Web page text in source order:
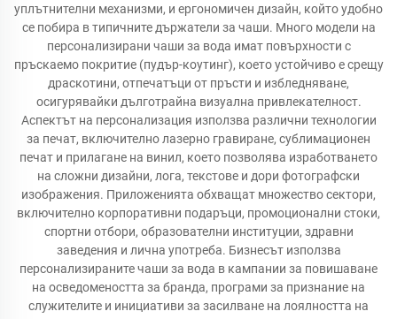
уплътнителни механизми, и ергономичен дизайн, който удобно
се побира в типичните държатели за чаши. Много модели на
персонализирани чаши за вода имат повърхности с
пръскаемо покритие (пудър-коутинг), което устойчиво е срещу
драскотини, отпечатъци от пръсти и избледняване,
осигурявайки дълготрайна визуална привлекателност.
Аспектът на персонализация използва различни технологии
за печат, включително лазерно гравиране, сублимационен
печат и прилагане на винил, което позволява изработването
на сложни дизайни, лога, текстове и дори фотографски
изображения. Приложенията обхващат множество сектори,
включително корпоративни подаръци, промоционални стоки,
спортни отбори, образователни институции, здравни
заведения и лична употреба. Бизнесът използва
персонализираните чаши за вода в кампании за повишаване
на осведомеността за бранда, програми за признание на
служителите и инициативи за засилване на лоялността на